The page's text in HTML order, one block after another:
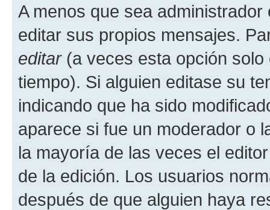
A menos que sea
editar sus propios mensajes.
editar(a veces esta opción solo
tiempo). Si alguien editase su
indicando que ha sido
aparece si fue un moderador o
la mayoría de las veces el
de la edición. Los usuarios
después de que alguien haya